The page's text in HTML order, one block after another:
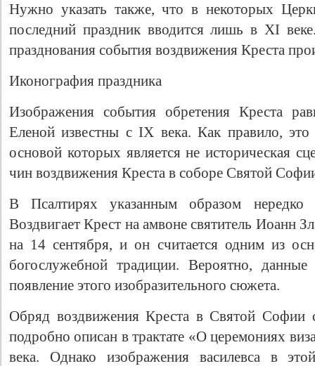
Нужно указать также, что в некоторых
последний праздник вводится лишь в XI
празднования события воздвижения Креста
Иконография праздника
Изображения события обретения Креста
Еленой известны с IX века. Как правило,
основой которых является не историческая
чин воздвижения Креста в соборе Святой
В Псалтирях указанным образом нередко
Воздвигает Крест на амвоне святитель Иоанн
на 14 сентября, и он считается одним из
богослужебной традиции. Вероятно, данные
появление этого изобразительного сюжета.
Обряд воздвижения Креста в Святой Софии
подробно описан в трактате «О церемониях
века. Однако изображения василевса в